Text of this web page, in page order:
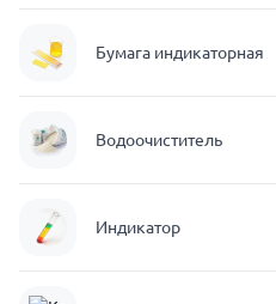
Бумага индикаторная
Водоочиститель
Индикатор